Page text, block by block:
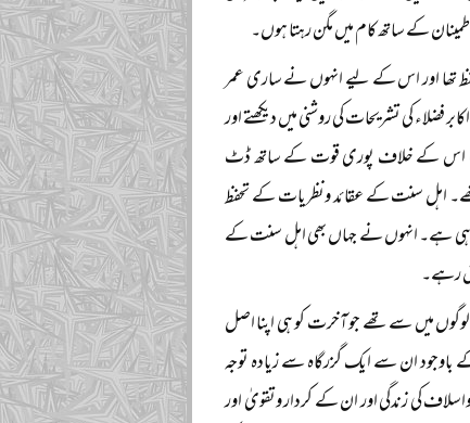
کے ساتھ کام میں مگن رہتا ہوں۔
تحفظ تھا اور اس کے لیے انہوں نے ساری عمر
کی تشریحات کی روشنی میں دیکھتے اور
اس کے خلاف پوری قوت کے ساتھ ڈٹ
اہل سنت کے عقائد ونظریات کے تحفظ
ہے۔ انہوں نے جہاں بھی اہل سنت کے
رہے۔
لوگوں میں سے تھے جو آخرت کو ہی اپنا اصل
کے باوجود ان سے ایک گزرگاہ سے زیادہ توجہ
کی زندگی اور ان کے کردار وتقویٰ اور